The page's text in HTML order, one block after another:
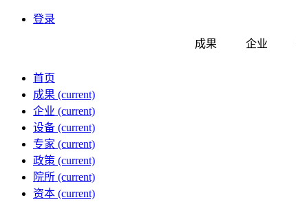
登录
成果 企业
首页
成果 (current)
企业 (current)
设备 (current)
专家 (current)
政策 (current)
院所 (current)
资本 (current)